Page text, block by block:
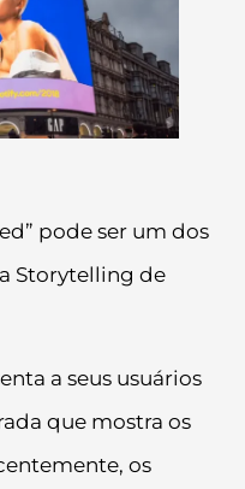
pode ser um dos
Storytelling de
a seus usuários
que mostra os
os